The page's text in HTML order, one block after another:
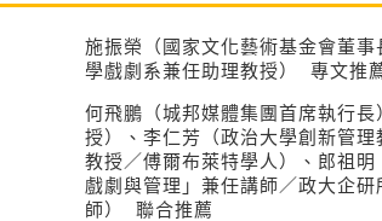
施振榮（國家文化藝術基金會董
學戲劇系兼任助理教授） 專文推
何飛鵬（城邦媒體集團首席執行
授）、李仁芳（政治大學創新管
教授／傅爾布萊特學人）、郎祖
戲劇與管理」兼任講師／政大企
師） 聯合推薦